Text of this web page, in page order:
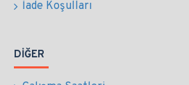
İade Koşulları
DIĞER